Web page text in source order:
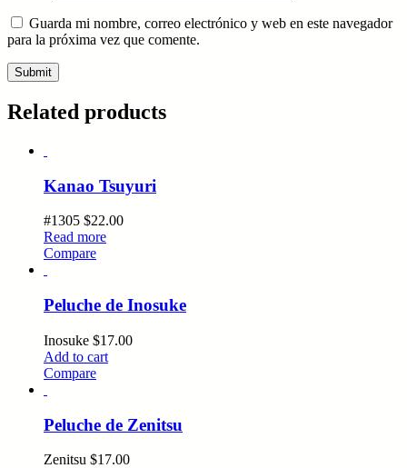
Guarda mi nombre, correo electrónico y web en este navegador
para la próxima vez que comente.
Related products
Kanao Tsuyuri
#1305 $22.00
Read more
Compare
Peluche de Inosuke
Inosuke $17.00
Add to cart
Compare
Peluche de Zenitsu
Zenitsu $17.00